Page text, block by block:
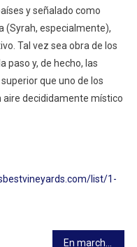
y señalado como
(Syrah, especialmente),
Tal vez sea obra de los
paso y, de hecho, las
que uno de los
aire decididamente místico
list/1-